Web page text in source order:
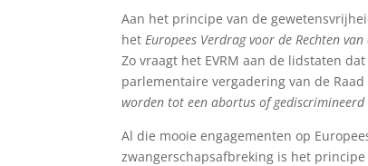
Aan het principe van de
hetEuropees Verdrag voor de Rechten van
Zo vraagt het EVRM aan de lidstaten dat
parlementaire vergadering van de Raad
worden tot een abortus of
Al die mooie engagementen op
zwangerschapsafbreking is het